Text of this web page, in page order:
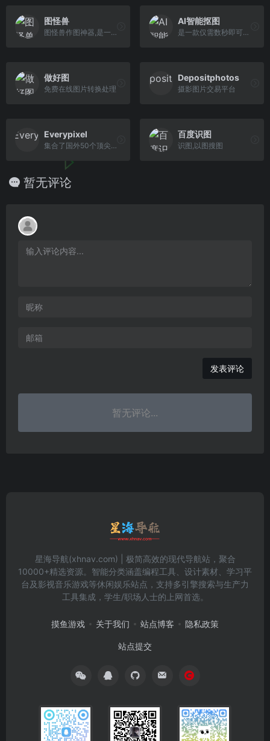
图怪兽
图怪兽作图神器,是一个在线ps图片编辑器,它相当于ps精简版软件
AI智能抠图
是一款仅需数秒即可完成全自动ai抠图的神奇软件。
做好图
免费在线图片转换处理
Depositphotos
摄影图片交易平台
Everypixel
集合了国外50个顶尖的图库网站的所有素材
百度识图
识图,以图搜图
暂无评论
发表评论
暂无评论...
星海导航(xhnav.com) | 极简高效的现代导航站，聚合
10000+精选资源。智能分类涵盖编程工具、设计素材、学习平
台及影视音乐游戏等休闲娱乐站点，支持多引擎搜索与生产力
工具集成，学生/职场人士的上网首选。
摸鱼游戏 关于我们 站点博客 隐私政策
站点提交